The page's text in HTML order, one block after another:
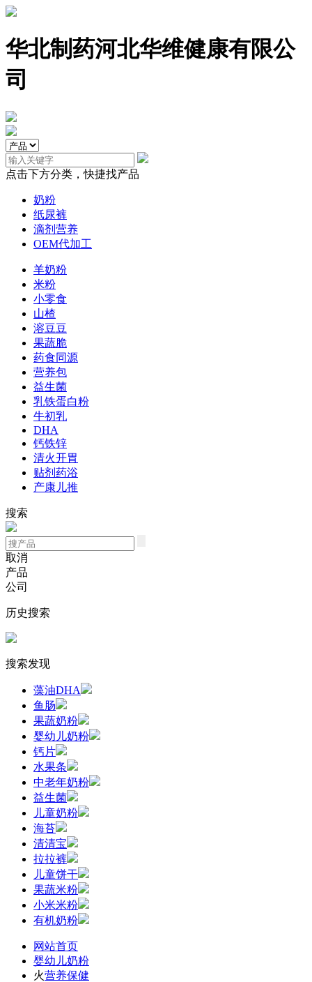
华北制药河北华维健康有限公
司
点击下方分类，快捷找产品
奶粉
纸尿裤
滴剂营养
OEM代加工
羊奶粉
米粉
小零食
山楂
溶豆豆
果蔬脆
药食同源
营养包
益生菌
乳铁蛋白粉
牛初乳
DHA
钙铁锌
清火开胃
贴剂药浴
产康儿推
搜索
取消
产品
公司
历史搜索
搜索发现
藻油DHA
鱼肠
果蔬奶粉
婴幼儿奶粉
钙片
水果条
中老年奶粉
益生菌
儿童奶粉
海苔
清清宝
拉拉裤
儿童饼干
果蔬米粉
小米米粉
有机奶粉
网站首页
婴幼儿奶粉
火营养保健